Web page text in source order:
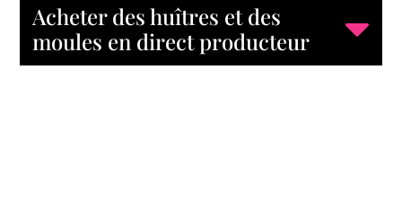
Acheter des huîtres et des
moules en direct producteur